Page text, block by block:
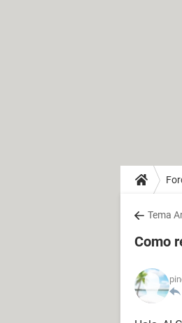
Tema
Como